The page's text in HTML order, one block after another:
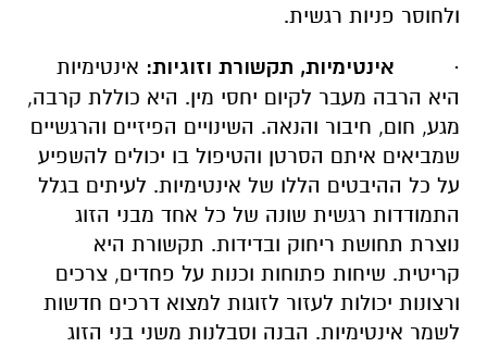
ולחוסר פניות רגשית.
· אינטימיות, תקשורת וזוגיות: אינטימיות
היא הרבה מעבר לקיום יחסי מין. היא כוללת קרבה,
מגע, חום, חיבור והנאה. השינויים הפיזיים והרגשיים
שמביאים איתם הסרטן והטיפול בו יכולים להשפיע
על כל ההיבטים הללו של אינטימיות. לעיתים בגלל
התמודדות רגשית שונה של כל אחד מבני הזוג
נוצרת תחושת ריחוק ובדידות. תקשורת היא
קריטית. שיחות פתוחות וכנות על פחדים, צרכים
ורצונות יכולות לעזור לזוגות למצוא דרכים חדשות
לשמר אינטימיות. הבנה וסבלנות משני בני הזוג